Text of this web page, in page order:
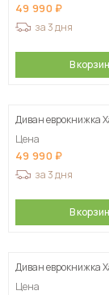
49 990
за 3 дня
В
Диван еврокнижка
Цена
49 990
за 3 дня
В
Диван еврокнижка
Цена